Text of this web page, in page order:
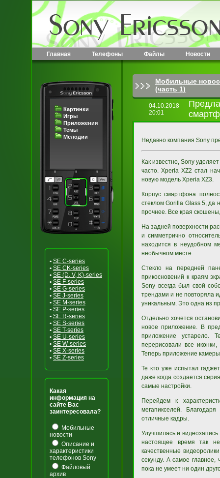
Главная Телефоны Файлы Новости
Картинки
Игры
Приложения
Темы
Мелодии
• SE C-series
• SE CK-series
• SE (D, V, K)-series
• SE F-series
• SE G-series
• SE J-series
• SE M-series
• SE P-series
• SE R-series
• SE S-series
• SE T-series
• SE U-series
• SE W-series
• SE X-series
• SE Z-series
Какая
информация на
сайте Вас
заинтересовала?
Мобильные
новости
Описание и
характеристики
телефонов Sony
Файловый
архив
Мобильные
(часть 1)
04.10.2018
20:01
Недавно компания Sony
Как известно, Sony
часто. Xperia XZ2 стал
новую модель Xperia XZ3.
Корпус смартфона
стеклом Gorilla Glass 5, да
прочнее. Все края
На задней поверхности
и симметрично
находится в неудобном
необычном месте.
Стекло на передней
прикосновений к краям
Sony всегда был свой
трендами и не повторяла
уникальным. Это одна из
Отдельно хочется
новое приложение. В
приложение устарело.
перерисовали все
Теперь приложение
Те кто уже испытал
даже когда создается
самые настройки.
Перейдем к
мегапикселей.
отличные кадры.
Улучшилась и
настоящее время так
качественные
секунду. А самое
пока не умеет ни один